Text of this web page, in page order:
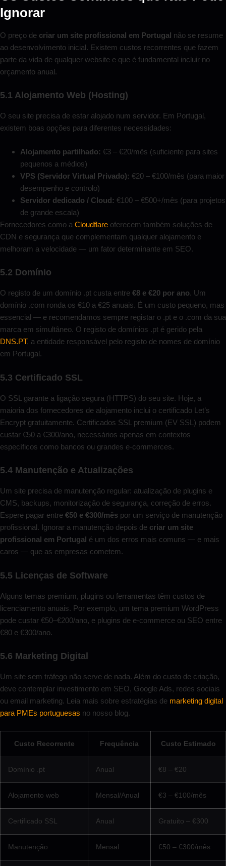
Ignorar
O preço de criar um site profissional em Portugal não se resume
ao desenvolvimento inicial. Existem custos recorrentes que fazem
parte da vida de qualquer website e que é fundamental incluir no
orçamento anual.
5.1 Alojamento Web (Hosting)
O seu site precisa de estar alojado num servidor. Em Portugal,
existem boas opções para diferentes necessidades:
Alojamento partilhado: €3 – €20/mês (suficiente para sites
pequenos a médios)
VPS (Servidor Virtual Privado): €20 – €100/mês (para maior
desempenho e controlo)
Servidor dedicado / Cloud: €100 – €500+/mês (para projetos
de grande escala)
Fornecedores como a Cloudflare oferecem também soluções de
CDN e segurança que complementam qualquer alojamento e
melhoram a velocidade — um fator determinante em SEO.
5.2 Domínio
O registo de um domínio .pt custa entre €8 e €20 por ano. Um
domínio .com ronda os €10 a €25 anuais. É um custo pequeno, mas
essencial — e recomendamos sempre registar o .pt e o .com da sua
marca em simultâneo. O registo de domínios .pt é gerido pela
DNS.PT, a entidade responsável pelo registo de nomes de domínio
em Portugal.
5.3 Certificado SSL
O SSL garante a ligação segura (HTTPS) do seu site. Hoje, a
maioria dos fornecedores de alojamento inclui o certificado Let’s
Encrypt gratuitamente. Certificados SSL premium (EV SSL) podem
custar €50 a €300/ano, necessários apenas em contextos
específicos como bancos ou grandes e-commerces.
5.4 Manutenção e Atualizações
Um site precisa de manutenção regular: atualização de plugins e
CMS, backups, monitorização de segurança, correção de erros.
Espere pagar entre €50 e €300/mês por um serviço de manutenção
profissional. Ignorar a manutenção depois de criar um site
profissional em Portugal é um dos erros mais comuns — e mais
caros — que as empresas cometem.
5.5 Licenças de Software
Alguns temas premium, plugins ou ferramentas têm custos de
licenciamento anuais. Por exemplo, um tema premium WordPress
pode custar €50–€200/ano, e plugins de e-commerce ou SEO entre
€80 e €300/ano.
5.6 Marketing Digital
Um site sem tráfego não serve de nada. Além do custo de criação,
deve contemplar investimento em SEO, Google Ads, redes sociais
ou email marketing. Leia mais sobre estratégias de marketing digital
para PMEs portuguesas no nosso blog.
Custo Recorrente Frequência Custo Estimado
Domínio .pt Anual €8 – €20
Alojamento web Mensal/Anual €3 – €100/mês
Certificado SSL Anual Gratuito – €300
Manutenção Mensal €50 – €300/mês